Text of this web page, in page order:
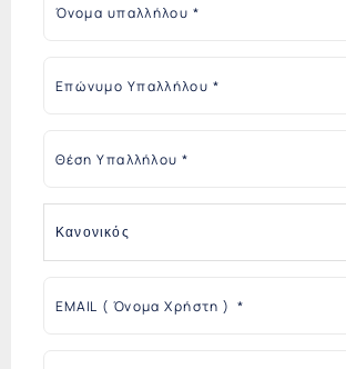
Όνομα υπαλλήλου
Επώνυμο Υπαλλήλου
Θέση Υπαλλήλου
EMAIL ( Όνομα Χρήστη )